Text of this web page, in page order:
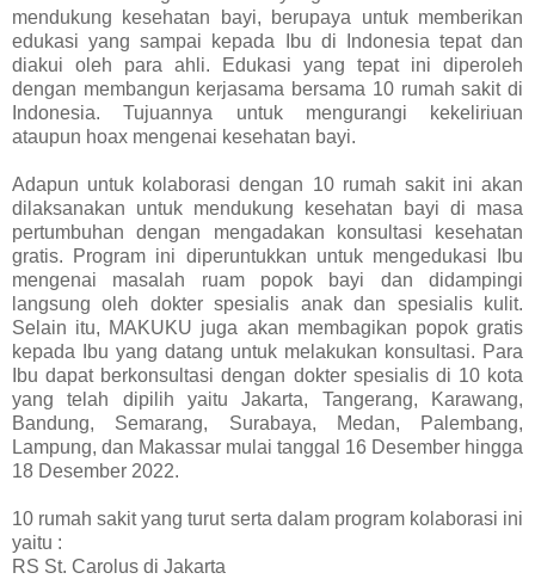
mendukung kesehatan bayi, berupaya untuk memberikan
edukasi yang sampai kepada Ibu di Indonesia tepat dan
diakui oleh para ahli. Edukasi yang tepat ini diperoleh
dengan membangun kerjasama bersama 10 rumah sakit di
Indonesia. Tujuannya untuk mengurangi kekeliriuan
ataupun hoax mengenai kesehatan bayi.
Adapun untuk kolaborasi dengan 10 rumah sakit ini akan
dilaksanakan untuk mendukung kesehatan bayi di masa
pertumbuhan dengan mengadakan konsultasi kesehatan
gratis. Program ini diperuntukkan untuk mengedukasi Ibu
mengenai masalah ruam popok bayi dan didampingi
langsung oleh dokter spesialis anak dan spesialis kulit.
Selain itu, MAKUKU juga akan membagikan popok gratis
kepada Ibu yang datang untuk melakukan konsultasi. Para
Ibu dapat berkonsultasi dengan dokter spesialis di 10 kota
yang telah dipilih yaitu Jakarta, Tangerang, Karawang,
Bandung, Semarang, Surabaya, Medan, Palembang,
Lampung, dan Makassar mulai tanggal 16 Desember hingga
18 Desember 2022.
10 rumah sakit yang turut serta dalam program kolaborasi ini
yaitu :
RS St. Carolus di Jakarta